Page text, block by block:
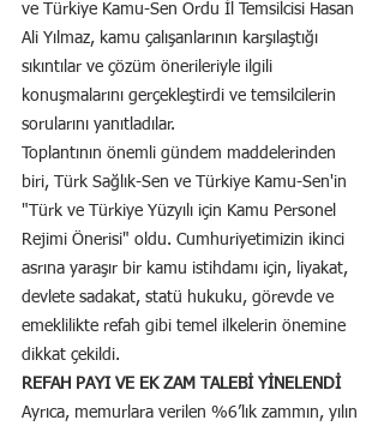
ve Türkiye Kamu-Sen Ordu İl Temsilcisi Hasan
Ali Yılmaz, kamu çalışanlarının karşılaştığı
sıkıntılar ve çözüm önerileriyle ilgili
konuşmalarını gerçekleştirdi ve temsilcilerin
sorularını yanıtladılar.
Toplantının önemli gündem maddelerinden
biri, Türk Sağlık-Sen ve Türkiye Kamu-Sen'in
"Türk ve Türkiye Yüzyılı için Kamu Personel
Rejimi Önerisi" oldu. Cumhuriyetimizin ikinci
asrına yaraşır bir kamu istihdamı için, liyakat,
devlete sadakat, statü hukuku, görevde ve
emeklilikte refah gibi temel ilkelerin önemine
dikkat çekildi.
REFAH PAYI VE EK ZAM TALEBİ YİNELENDİ
Ayrıca, memurlara verilen %6’lık zammın, yılın